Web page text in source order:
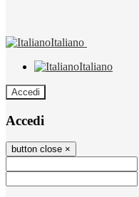
Italiano
Italiano
Accedi
Accedi
button close ×